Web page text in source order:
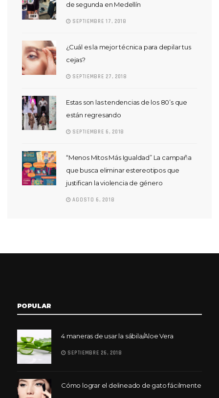
de segunda en Medellín
SEPTIEMBRE 17, 2018
¿Cuál es la mejor técnica para depilar tus
cejas?
SEPTIEMBRE 27, 2018
Estas son las tendencias de los 80’s que
están regresando
SEPTIEMBRE 6, 2018
“Menos Mitos Más Igualdad” La campaña
que busca eliminar estereotipos que
justifican la violencia de género
AGOSTO 6, 2018
POPULAR
4 maneras de usar la sábila/Aloe Vera
SEPTIEMBRE 26, 2018
Cómo lograr el delineado de gato fácilmente